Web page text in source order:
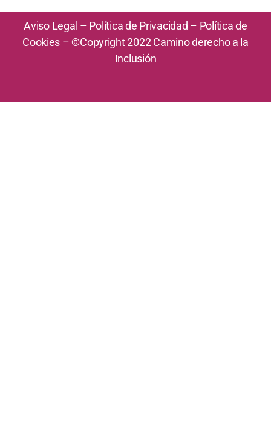
Aviso Legal – Política de Privacidad – Política de
Cookies – ©Copyright 2022 Camino derecho a la
Inclusión
Creado por Pc Fácil Valladolid